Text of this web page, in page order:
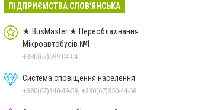
ПІДПРИЄМСТВА СЛОВ'ЯНСЬКА
★ BusMaster ★ Переобладнання
Мікроавтобусів №1
+380(67)599-04-04
Система сповіщення населення
+380(67)340-49-59, +380(67)350-44-68